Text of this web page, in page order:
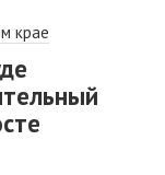
крае